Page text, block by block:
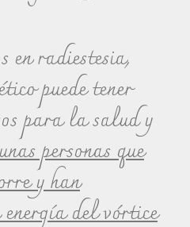
en radiestesia,
puede tener
para la salud y
personas que
y han
del vórtice